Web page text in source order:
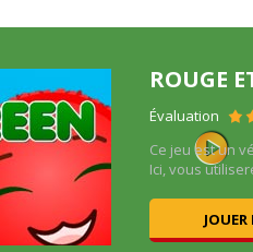
ROUGE
Évaluation
Ce jeu est un
Ici, vous